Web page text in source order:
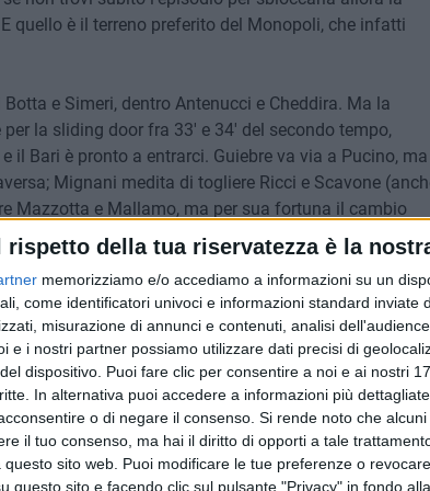
rispetto della tua riservatezza è la
memorizziamo e/o accediamo a informazioni su un
come identificatori univoci e informazioni standard inviate
misurazione di annunci e contenuti, analisi
e i nostri partner possiamo utilizzare dati precisi di
dispositivo. Puoi fare clic per consentire a noi e ai nostri
In alternativa puoi accedere a informazioni più
o di negare il consenso. Si rende noto che
il tuo consenso, ma hai il diritto di opporti a tale
sito web. Puoi modificare le tue preferenze o
questo sito e facendo clic sul pulsante "Privacy" in fondo
quello è il terreno preferito del Monopoli, che infatti
e Simeri, dentro Antenucci e Cheddira. Ma la
la sliding door fra 33' e 34' del secondo tempo,
il Bari è pronto a entrarci. Guiebre va via a Pucino, ma
Mignani medita di togliere Ricci e Scavone
Mazzotta e Mallamo, ma per sua fortuna il cambio
palla in buca d'angolo, è il goal-vittoria.
fatalisti. Può essere, ma dietro c'è tanto di più.
vincere, e non si accontenta anche quando le cose
una partita del genere, che con un po' di sfortuna si
niente: dal derby il Bari esce più forte
che vanno vinte anche le sfide in cui non riesci a
scatto mentale in avanti fondamentale per chi vuole
ripete come un mantra.